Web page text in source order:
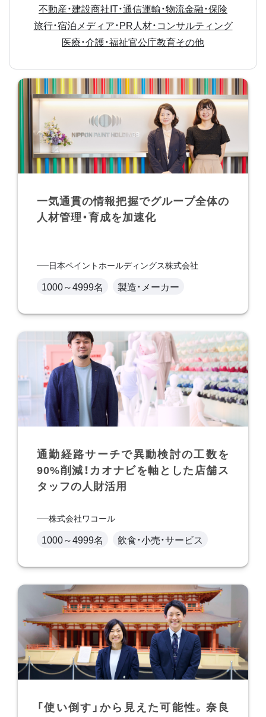
不動産・建設商社IT・通信運輸・物流金融・保険
旅行・宿泊 メディア・PR人材・コンサルティング
医療・介護・福祉官公庁教育その他
一気通貫の情報把握でグループ全体の
人材管理・育成を加速化
日本ペイントホールディングス株式会社
1000～4999名 製造・メーカー
通勤経路サーチで異動検討の工数を
90%削減！カオナビを軸とした店舗ス
タッフの人財活用
株式会社ワコール
1000～4999名 飲食・小売・サービス
「使い倒す」から見えた可能性。奈良